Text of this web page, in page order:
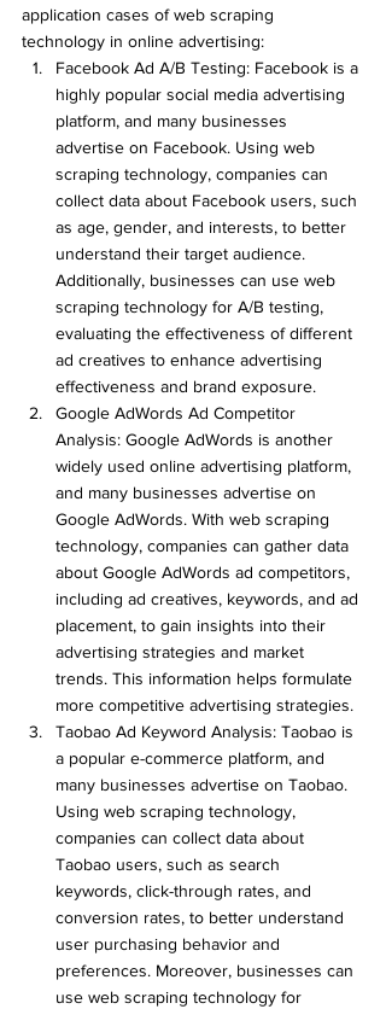
application cases of web scraping
technology in online advertising:
Facebook Ad A/B Testing: Facebook is a
highly popular social media advertising
platform, and many businesses
advertise on Facebook. Using web
scraping technology, companies can
collect data about Facebook users, such
as age, gender, and interests, to better
understand their target audience.
Additionally, businesses can use web
scraping technology for A/B testing,
evaluating the effectiveness of different
ad creatives to enhance advertising
effectiveness and brand exposure.
Google AdWords Ad Competitor
Analysis: Google AdWords is another
widely used online advertising platform,
and many businesses advertise on
Google AdWords. With web scraping
technology, companies can gather data
about Google AdWords ad competitors,
including ad creatives, keywords, and ad
placement, to gain insights into their
advertising strategies and market
trends. This information helps formulate
more competitive advertising strategies.
Taobao Ad Keyword Analysis: Taobao is
a popular e-commerce platform, and
many businesses advertise on Taobao.
Using web scraping technology,
companies can collect data about
Taobao users, such as search
keywords, click-through rates, and
conversion rates, to better understand
user purchasing behavior and
preferences. Moreover, businesses can
use web scraping technology for